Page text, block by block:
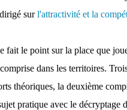
surl'attractivité et la
fait le point sur la place que
dans les territoires.
théoriques, la deuxième
pratique avec le décryptage